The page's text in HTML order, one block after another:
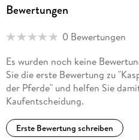
Bewertungen
0 Bewertungen
Es wurden noch keine
Sie die erste Bewertung zu
der Pferde" und helfen Sie
Kaufentscheidung.
Erste Bewertung schreiben